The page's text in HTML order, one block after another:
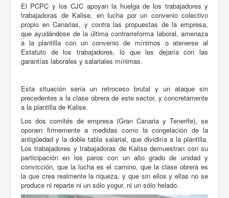
El PCPC y los CJC apoyan la huelga de los trabajadores y
trabajadoras de Kalise, en lucha por un convenio colectivo
propio en Canarias, y contra las propuestas de la empresa,
que ayudándose de la última contrarreforma laboral, amenaza
a la plantilla con un convenio de mínimos o atenerse al
Estatuto de los trabajadores, lo que les dejaría con las
garantías laborales y salariales mínimas.
Esta situación sería un retroceso brutal y un ataque sin
precedentes a la clase obrera de este sector, y concretamente
a la plantilla de Kalise.
Los dos comités de empresa (Gran Canaria y Tenerife), se
oponen firmemente a medidas como la congelación de la
antigüedad y la doble tabla salarial, que dividiría a la plantilla.
Los trabajadores y trabajadoras de Kalise demuestran con su
participación en los paros con un alto grado de unidad y
convicción, que la lucha es el camino, que la clase obrera es
la que crea realmente la riqueza, y que sin ellos y ellas no se
produce ni reparte ni un sólo yogur, ni un sólo helado.